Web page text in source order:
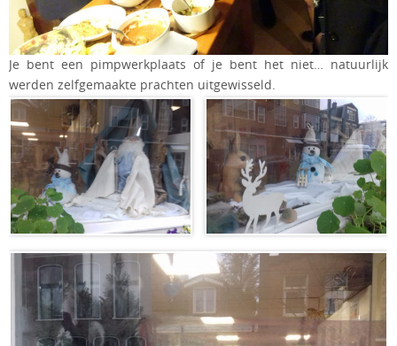
Je bent een pimpwerkplaats of je bent het niet… natuurlijk
werden zelfgemaakte prachten uitgewisseld.